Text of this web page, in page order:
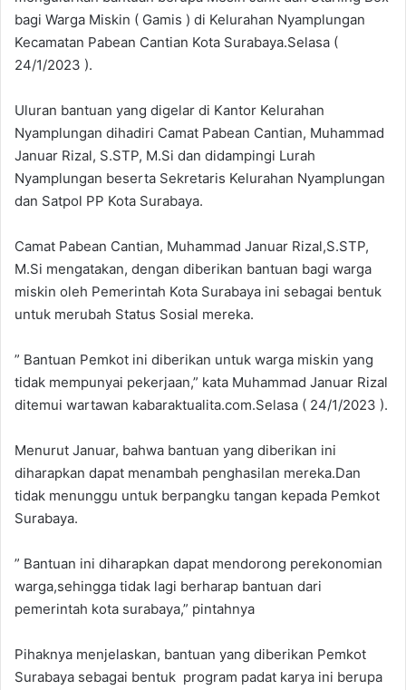
bagi Warga Miskin ( Gamis ) di Kelurahan Nyamplungan
Kecamatan Pabean Cantian Kota Surabaya.Selasa (
24/1/2023 ).
Uluran bantuan yang digelar di Kantor Kelurahan
Nyamplungan dihadiri Camat Pabean Cantian, Muhammad
Januar Rizal, S.STP, M.Si dan didampingi Lurah
Nyamplungan beserta Sekretaris Kelurahan Nyamplungan
dan Satpol PP Kota Surabaya.
Camat Pabean Cantian, Muhammad Januar Rizal,S.STP,
M.Si mengatakan, dengan diberikan bantuan bagi warga
miskin oleh Pemerintah Kota Surabaya ini sebagai bentuk
untuk merubah Status Sosial mereka.
” Bantuan Pemkot ini diberikan untuk warga miskin yang
tidak mempunyai pekerjaan,” kata Muhammad Januar Rizal
ditemui wartawan kabaraktualita.com.Selasa ( 24/1/2023 ).
Menurut Januar, bahwa bantuan yang diberikan ini
diharapkan dapat menambah penghasilan mereka.Dan
tidak menunggu untuk berpangku tangan kepada Pemkot
Surabaya.
” Bantuan ini diharapkan dapat mendorong perekonomian
warga,sehingga tidak lagi berharap bantuan dari
pemerintah kota surabaya,” pintahnya
Pihaknya menjelaskan, bantuan yang diberikan Pemkot
Surabaya sebagai bentuk program padat karya ini berupa